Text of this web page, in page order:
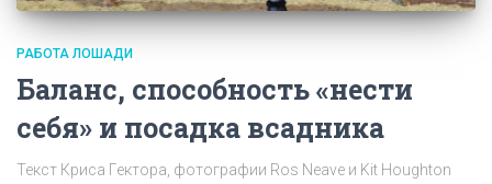
РАБОТА ЛОШАДИ
Баланс, способность «нести
себя» и посадка всадника
Текст Криса Гектора, фотографии Ros Neave и Kit Houghton